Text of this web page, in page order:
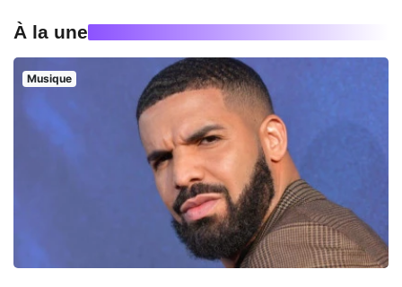
À la une
Musique